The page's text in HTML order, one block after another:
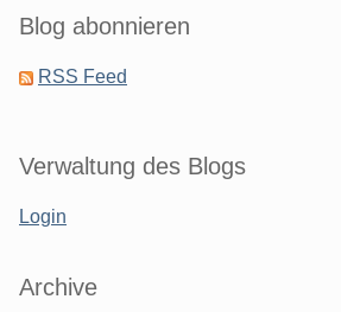
Blog abonnieren
RSS Feed
Verwaltung des Blogs
Login
Archive